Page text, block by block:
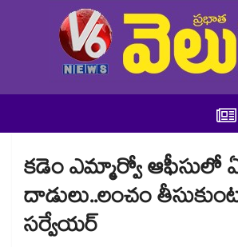
కడెం ఎమ్మార్వో ఆఫీసులో
దాడులు..లంచం
సర్వేయర్